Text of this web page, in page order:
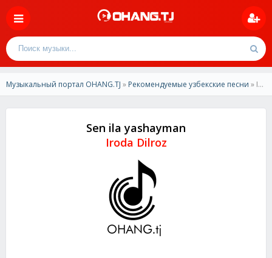
Музыкальный портал OHANG.TJ » Рекомендуемые узбекские песни » Iroda Dilroz - Sen ila yashayman
Sen ila yashayman
Iroda Dilroz